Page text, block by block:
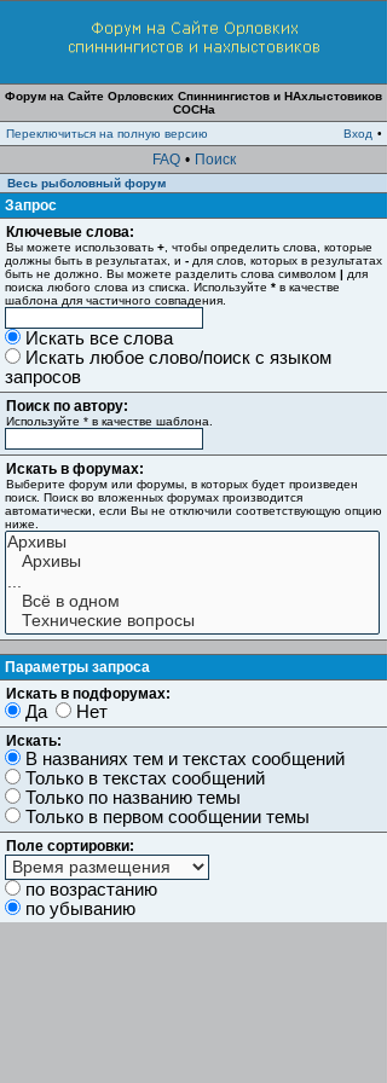
Форум на Сайте Орловских Спиннингистов и НАхлыстовиков
СОСНа
Переключиться на полную версию
Вход •
FAQ • Поиск
Весь рыболовный форум
Запрос
Ключевые слова:
Вы можете использовать + , чтобы определить слова, которые
должны быть в результатах, и - для слов, которых в результатах
быть не должно. Вы можете разделить слова символом | для
поиска любого слова из списка. Используйте * в качестве
шаблона для частичного совпадения.
Искать все слова
Искать любое слово/поиск с языком
запросов
Поиск по автору:
Используйте * в качестве шаблона.
Искать в форумах:
Выберите форум или форумы, в которых будет произведен
поиск. Поиск во вложенных форумах производится
автоматически, если Вы не отключили соответствующую опцию
ниже.
Параметры запроса
Искать в подфорумах:
Да Нет
Искать:
В названиях тем и текстах сообщений
Только в текстах сообщений
Только по названию темы
Только в первом сообщении темы
Поле сортировки:
по возрастанию
по убыванию